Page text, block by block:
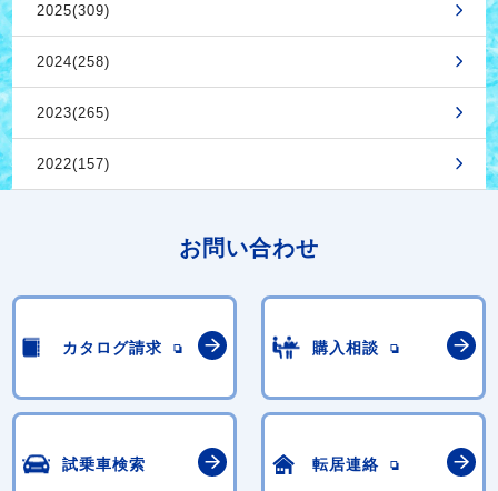
2025(309)
2024(258)
2023(265)
2022(157)
お問い合わせ
カタログ請求 購入相談
試乗車検索 転居連絡